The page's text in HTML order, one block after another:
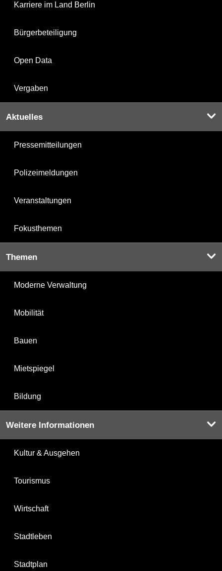
Karriere im Land Berlin
Bürgerbeteiligung
Open Data
Vergaben
Aktuelles
Pressemitteilungen
Polizeimeldungen
Veranstaltungen
Fokusthemen
Themen
Moderne Verwaltung
Mobilität
Bauen
Mietspiegel
Bildung
Weitere Informationen
Kultur & Ausgehen
Tourismus
Wirtschaft
Stadtleben
Stadtplan